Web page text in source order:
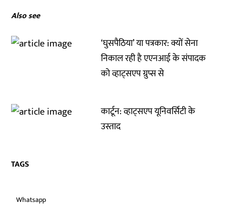
Also see
‘घुसपैठिया’ या पत्रकार: क्यों सेना
निकाल रही है एएनआई के संपादक
को व्हाट्सएप ग्रुप्स से
कार्टून: व्हाट्सएप यूनिवर्सिटी के
उस्ताद
TAGS
Whatsapp